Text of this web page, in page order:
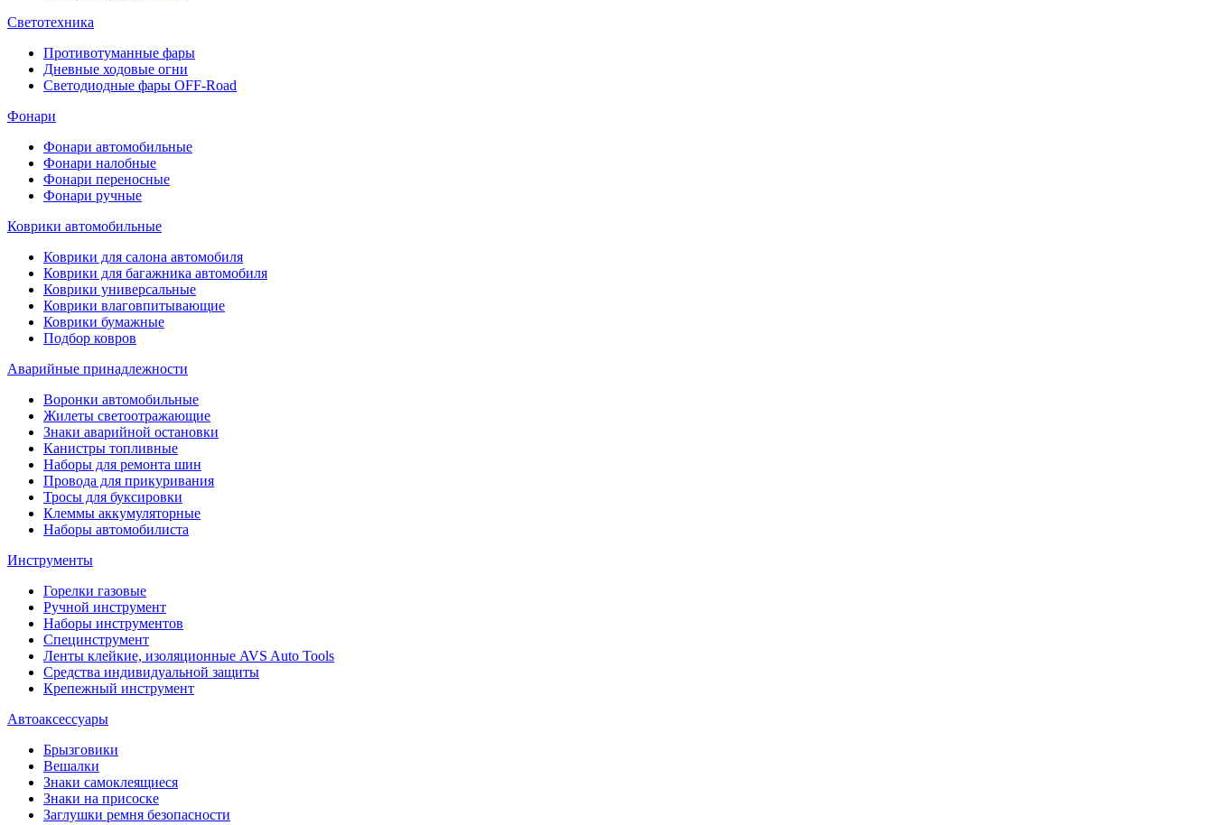
Светотехника
Противотуманные фары
Дневные ходовые огни
Светодиодные фары OFF-Road
Фонари
Фонари автомобильные
Фонари налобные
Фонари переносные
Фонари ручные
Коврики автомобильные
Коврики для салона автомобиля
Коврики для багажника автомобиля
Коврики универсальные
Коврики влаговпитывающие
Коврики бумажные
Подбор ковров
Аварийные принадлежности
Воронки автомобильные
Жилеты светоотражающие
Знаки аварийной остановки
Канистры топливные
Наборы для ремонта шин
Провода для прикуривания
Тросы для буксировки
Клеммы аккумуляторные
Наборы автомобилиста
Инструменты
Горелки газовые
Ручной инструмент
Наборы инструментов
Специнструмент
Ленты клейкие, изоляционные AVS Auto Tools
Средства индивидуальной защиты
Крепежный инструмент
Автоаксессуары
Брызговики
Вешалки
Знаки самоклеящиеся
Знаки на присоске
Заглушки ремня безопасности